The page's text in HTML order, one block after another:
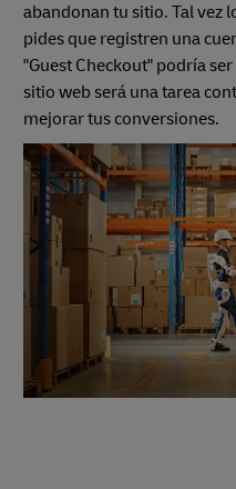
abandonan tu sitio. Tal vez
pides que registren una
"Guest Checkout" podría
sitio web será una tarea
mejorar tus conversiones.